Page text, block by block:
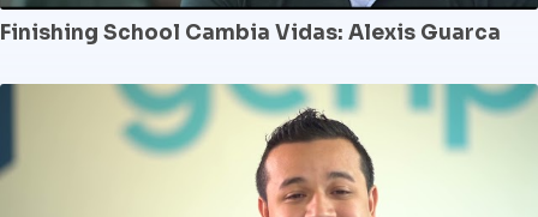
Finishing School Cambia Vidas: Alexis Guarca